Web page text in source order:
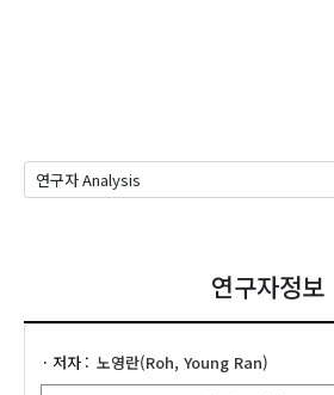
연구자정보
저자
노영란(Roh, Young Ran)